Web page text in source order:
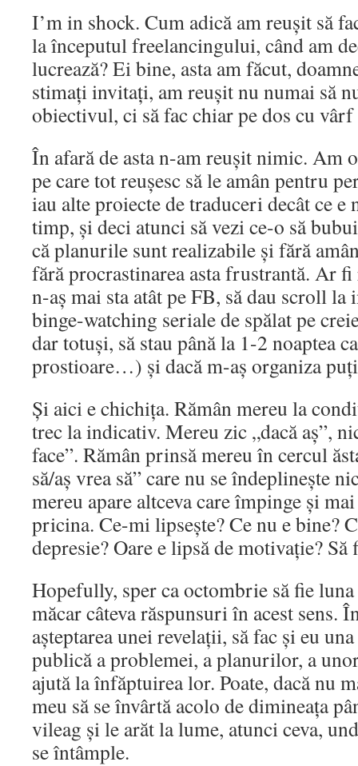
I’m in shock. Cum adică am reușit să
la începutul freelancingului, când am
lucrează? Ei bine, asta am făcut,
stimați invitați, am reușit nu numai să
obiectivul, ci să fac chiar pe dos cu vârf
În afară de asta n-am reușit nimic. Am
pe care tot reușesc să le amân pentru
iau alte proiecte de traduceri decât ce e
timp, și deci atunci să vezi ce-o să
că planurile sunt realizabile și fără
fără procrastinarea asta frustrantă. Ar
n-aș mai sta atât pe FB, să dau scroll
binge-watching seriale de spălat pe
dar totuși, să stau până la 1-2 noaptea
prostioare…) și dacă m-aș organiza
Și aici e chichița. Rămân mereu la
trec la indicativ. Mereu zic „dacă aș”,
face”. Rămân prinsă mereu în cercul
să/aș vrea să” care nu se îndeplinește
mereu apare altceva care împinge și
pricina. Ce-mi lipsește? Ce nu e bine?
depresie? Oare e lipsă de motivație?
Hopefully, sper ca octombrie să fie
măcar câteva răspunsuri în acest sens.
așteptarea unei revelații, să fac și eu
publică a problemei, a planurilor, a
ajută la înfăptuirea lor. Poate, dacă nu
meu să se învârtă acolo de dimineața
vileag și le arăt la lume, atunci ceva,
se întâmple.